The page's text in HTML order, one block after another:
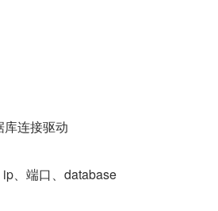
连接驱动
、端口、database